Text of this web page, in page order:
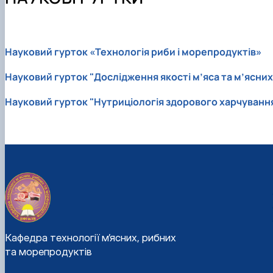
Відеородзинки
Відповідальна за інформаційне наповнення веб-
Організація практик студентів
Підготовка магістерських робіт
ОПП "Технології зберігання та переробки риби і
Науковий гурток «Технологія риби і морепродуктів»
Науковий гурток "Дослідження якості м’яса та
Науковий гурток "Нутриціологія здорового
Кафедра технології м’ясних, рибних
та морепродуктів